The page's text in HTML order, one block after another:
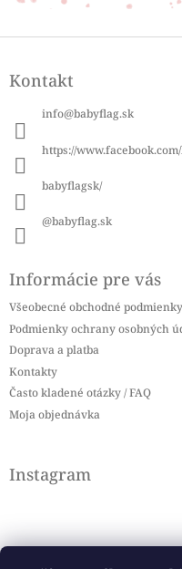
pKontakt
info@babyflag.sk
https://
babyflagsk/
@babyflag.sk
Informácie pre vás
Všeobecné obchodné podmienky
Podmienky ochrany osobných
Doprava a platba
Kontakty
Často kladené otázky / FAQ
Moja objednávka
Instagram